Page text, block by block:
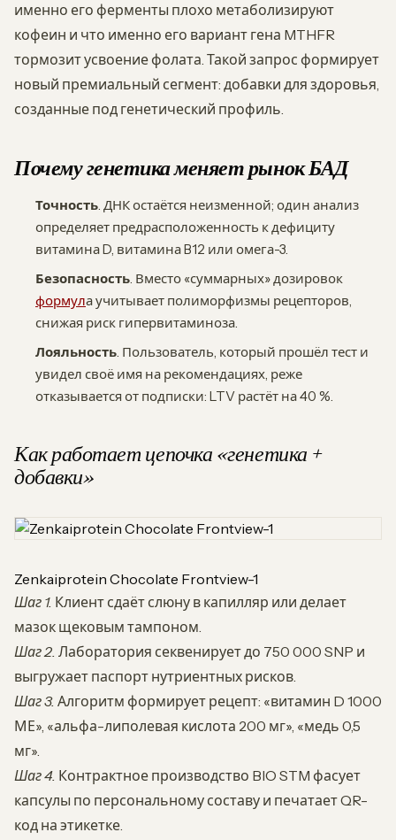
именно его ферменты плохо метаболизируют
кофеин и что именно его вариант гена MTHFR
тормозит усвоение фолата. Такой запрос формирует
новый премиальный сегмент: добавки для здоровья,
созданные под генетический профиль.
Почему генетика меняет рынок БАД
Точность. ДНК остаётся неизменной; один анализ
определяет предрасположенность к дефициту
витамина D, витамина B12 или омега-3.
Безопасность. Вместо «суммарных» дозировок
формула учитывает полиморфизмы рецепторов,
снижая риск гипервитаминоза.
Лояльность. Пользователь, который прошёл тест и
увидел своё имя на рекомендациях, реже
отказывается от подписки: LTV растёт на 40 %.
Как работает цепочка «генетика +
добавки»
Zenkaiprotein Chocolate Frontview-1
Шаг 1. Клиент сдаёт слюну в капилляр или делает
мазок щековым тампоном.
Шаг 2. Лаборатория секвенирует до 750 000 SNP и
выгружает паспорт нутриентных рисков.
Шаг 3. Алгоритм формирует рецепт: «витамин D 1000
МЕ», «альфа-липолевая кислота 200 мг», «медь 0,5
мг».
Шаг 4. Контрактное производство BIO STM фасует
капсулы по персональному составу и печатает QR-
код на этикетке.